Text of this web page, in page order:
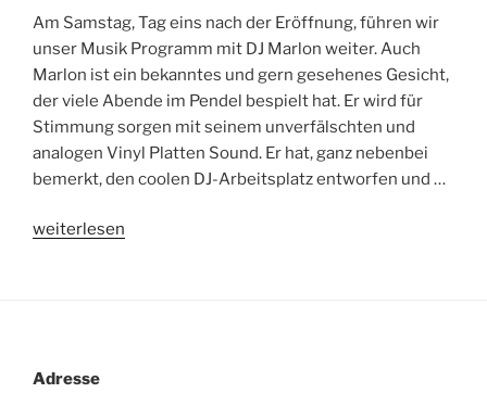
Am Samstag, Tag eins nach der Eröffnung, führen wir
unser Musik Programm mit DJ Marlon weiter. Auch
Marlon ist ein bekanntes und gern gesehenes Gesicht,
der viele Abende im Pendel bespielt hat. Er wird für
Stimmung sorgen mit seinem unverfälschten und
analogen Vinyl Platten Sound. Er hat, ganz nebenbei
bemerkt, den coolen DJ-Arbeitsplatz entworfen und …
„Musik
weiterlesen
Adresse